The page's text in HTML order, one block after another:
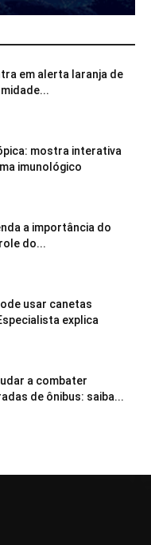
em alerta laranja de
mostra interativa
imunológico
a importância do
do...
usar canetas
explica
a combater
de ônibus: saiba...